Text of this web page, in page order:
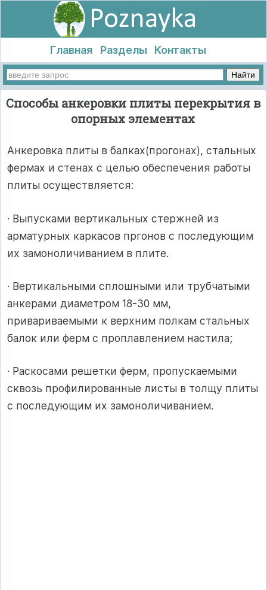
Главная Разделы Контакты
Способы анкеровки плиты перекрытия в
опорных элементах
Анкеровка плиты в балках(прогонах), стальных
фермах и стенах с целью обеспечения работы
плиты осуществляется:
· Выпусками вертикальных стержней из
арматурных каркасов пргонов с последующим
их замоноличиванием в плите.
· Вертикальными сплошными или трубчатыми
анкерами диаметром 18-30 мм,
привариваемыми к верхним полкам стальных
балок или ферм с проплавлением настила;
· Раскосами решетки ферм, пропускаемыми
сквозь профилированные листы в толщу плиты
с последующим их замоноличиванием.